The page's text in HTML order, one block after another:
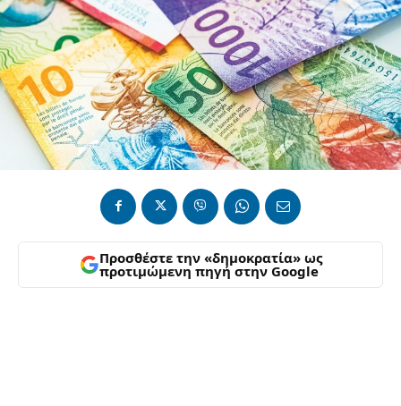
Προσθέστε την «δημοκρατία» ως
προτιμώμενη πηγή στην Google